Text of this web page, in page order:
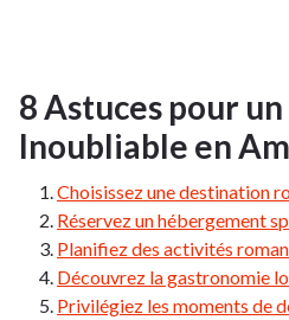
8 Astuces pour
Inoubliable en
Choisissez une destination
Réservez un hébergement
Planifiez des activités
Découvrez la gastronomie
Privilégiez les moments de